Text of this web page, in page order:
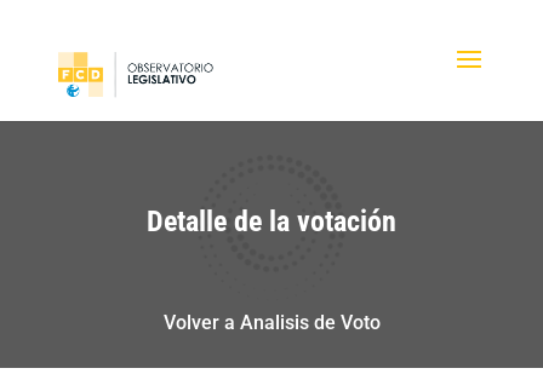
Detalle de la votación
Volver a Analisis de Voto